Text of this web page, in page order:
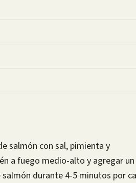
salmón con sal, pimienta y
a fuego medio-alto y agregar un
durante 4-5 minutos por